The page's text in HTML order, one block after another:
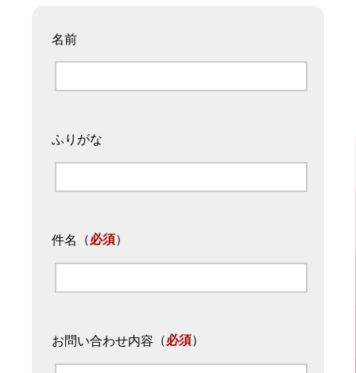
名前
ふりがな
件名 （必須）
お問い合わせ内容 （必須）